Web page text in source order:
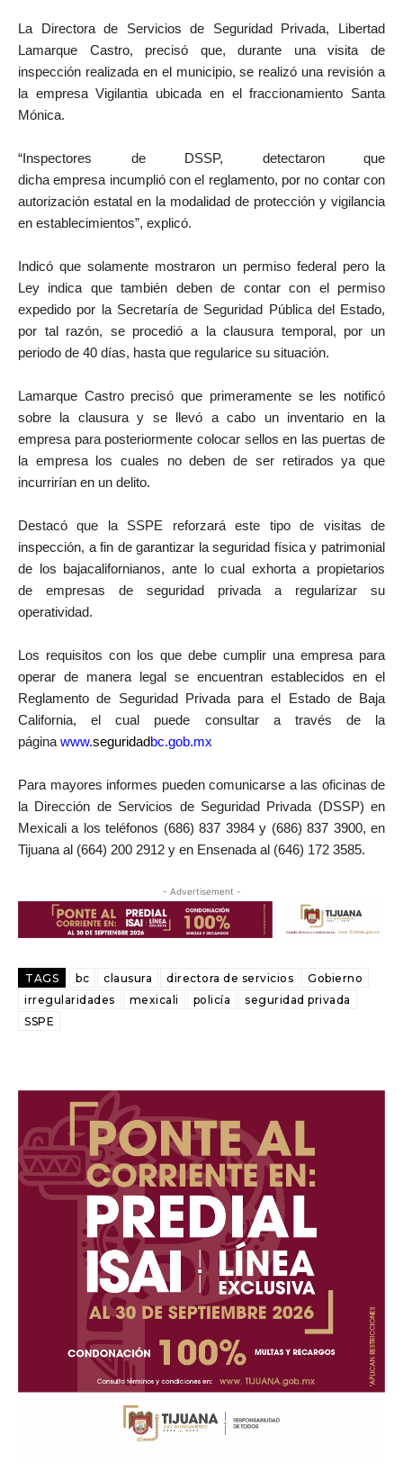
La Directora de Servicios de Seguridad Privada, Libertad
Lamarque Castro, precisó que, durante una visita de
inspección realizada en el municipio, se realizó una revisión a
la empresa Vigilantia ubicada en el fraccionamiento Santa
Mónica.
“Inspectores de DSSP, detectaron que
dicha empresa incumplió con el reglamento, por no contar con
autorización estatal en la modalidad de protección y vigilancia
en establecimientos”, explicó.
Indicó que solamente mostraron un permiso federal pero la
Ley indica que también deben de contar con el permiso
expedido por la Secretaría de Seguridad Pública del Estado,
por tal razón, se procedió a la clausura temporal, por un
periodo de 40 días, hasta que regularice su situación.
Lamarque Castro precisó que primeramente se les notificó
sobre la clausura y se llevó a cabo un inventario en la
empresa para posteriormente colocar sellos en las puertas de
la empresa los cuales no deben de ser retirados ya que
incurrirían en un delito.
Destacó que la SSPE reforzará este tipo de visitas de
inspección, a fin de garantizar la seguridad física y patrimonial
de los bajacalifornianos, ante lo cual exhorta a propietarios
de empresas de seguridad privada a regularizar su
operatividad.
Los requisitos con los que debe cumplir una empresa para
operar de manera legal se encuentran establecidos en el
Reglamento de Seguridad Privada para el Estado de Baja
California, el cual puede consultar a través de la
página www.seguridadbc.gob.mx
Para mayores informes pueden comunicarse a las oficinas de
la Dirección de Servicios de Seguridad Privada (DSSP) en
Mexicali a los teléfonos (686) 837 3984 y (686) 837 3900, en
Tijuana al (664) 200 2912 y en Ensenada al (646) 172 3585.
- Advertisement -
TAGS bc clausura directora de servicios
Gobierno
irregularidades
mexicali policía
seguridad privada
SSPE